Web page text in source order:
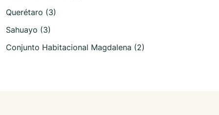
Querétaro (3)
Sahuayo (3)
Conjunto Habitacional Magdalena (2)